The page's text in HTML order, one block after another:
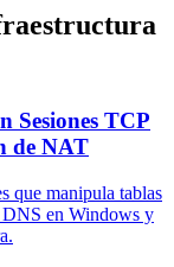
Sesiones TCP
de NAT
que manipula tablas
DNS en Windows y